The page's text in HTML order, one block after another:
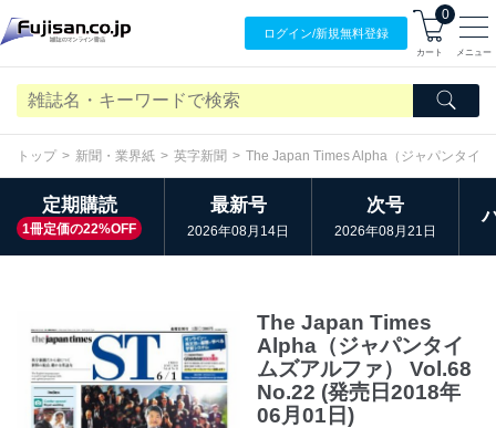
ログイン/新規無料登録
0
カート メニュー
トップ 新聞・業界紙 英字新聞 The Japan Times Alpha（ジャパンタイ
定期購読
1冊定価の22%OFF
最新号
2026年08月14日
次号
2026年08月21日
The Japan Times
Alpha（ジャパンタイ
ムズアルファ） Vol.68
No.22 (発売日2018年
06月01日)